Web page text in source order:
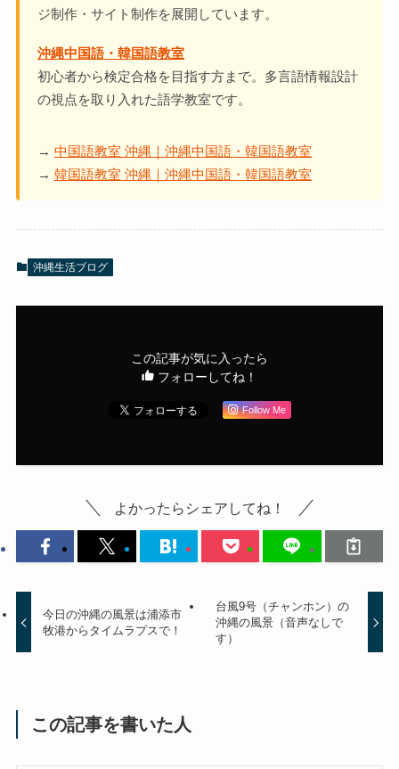
ジ制作・サイト制作を展開しています。
沖縄中国語・韓国語教室
初心者から検定合格を目指す方まで。多言語情報設計
の視点を取り入れた語学教室です。
→ 中国語教室 沖縄｜沖縄中国語・韓国語教室
→ 韓国語教室 沖縄｜沖縄中国語・韓国語教室
沖縄生活ブログ
この記事が気に入ったら
フォローしてね！
Follow Me
よかったらシェアしてね！
今日の沖縄の風景は浦添市
牧港からタイムラプスで！
台風9号（チャンホン）の
沖縄の風景（音声なしで
す）
この記事を書いた人